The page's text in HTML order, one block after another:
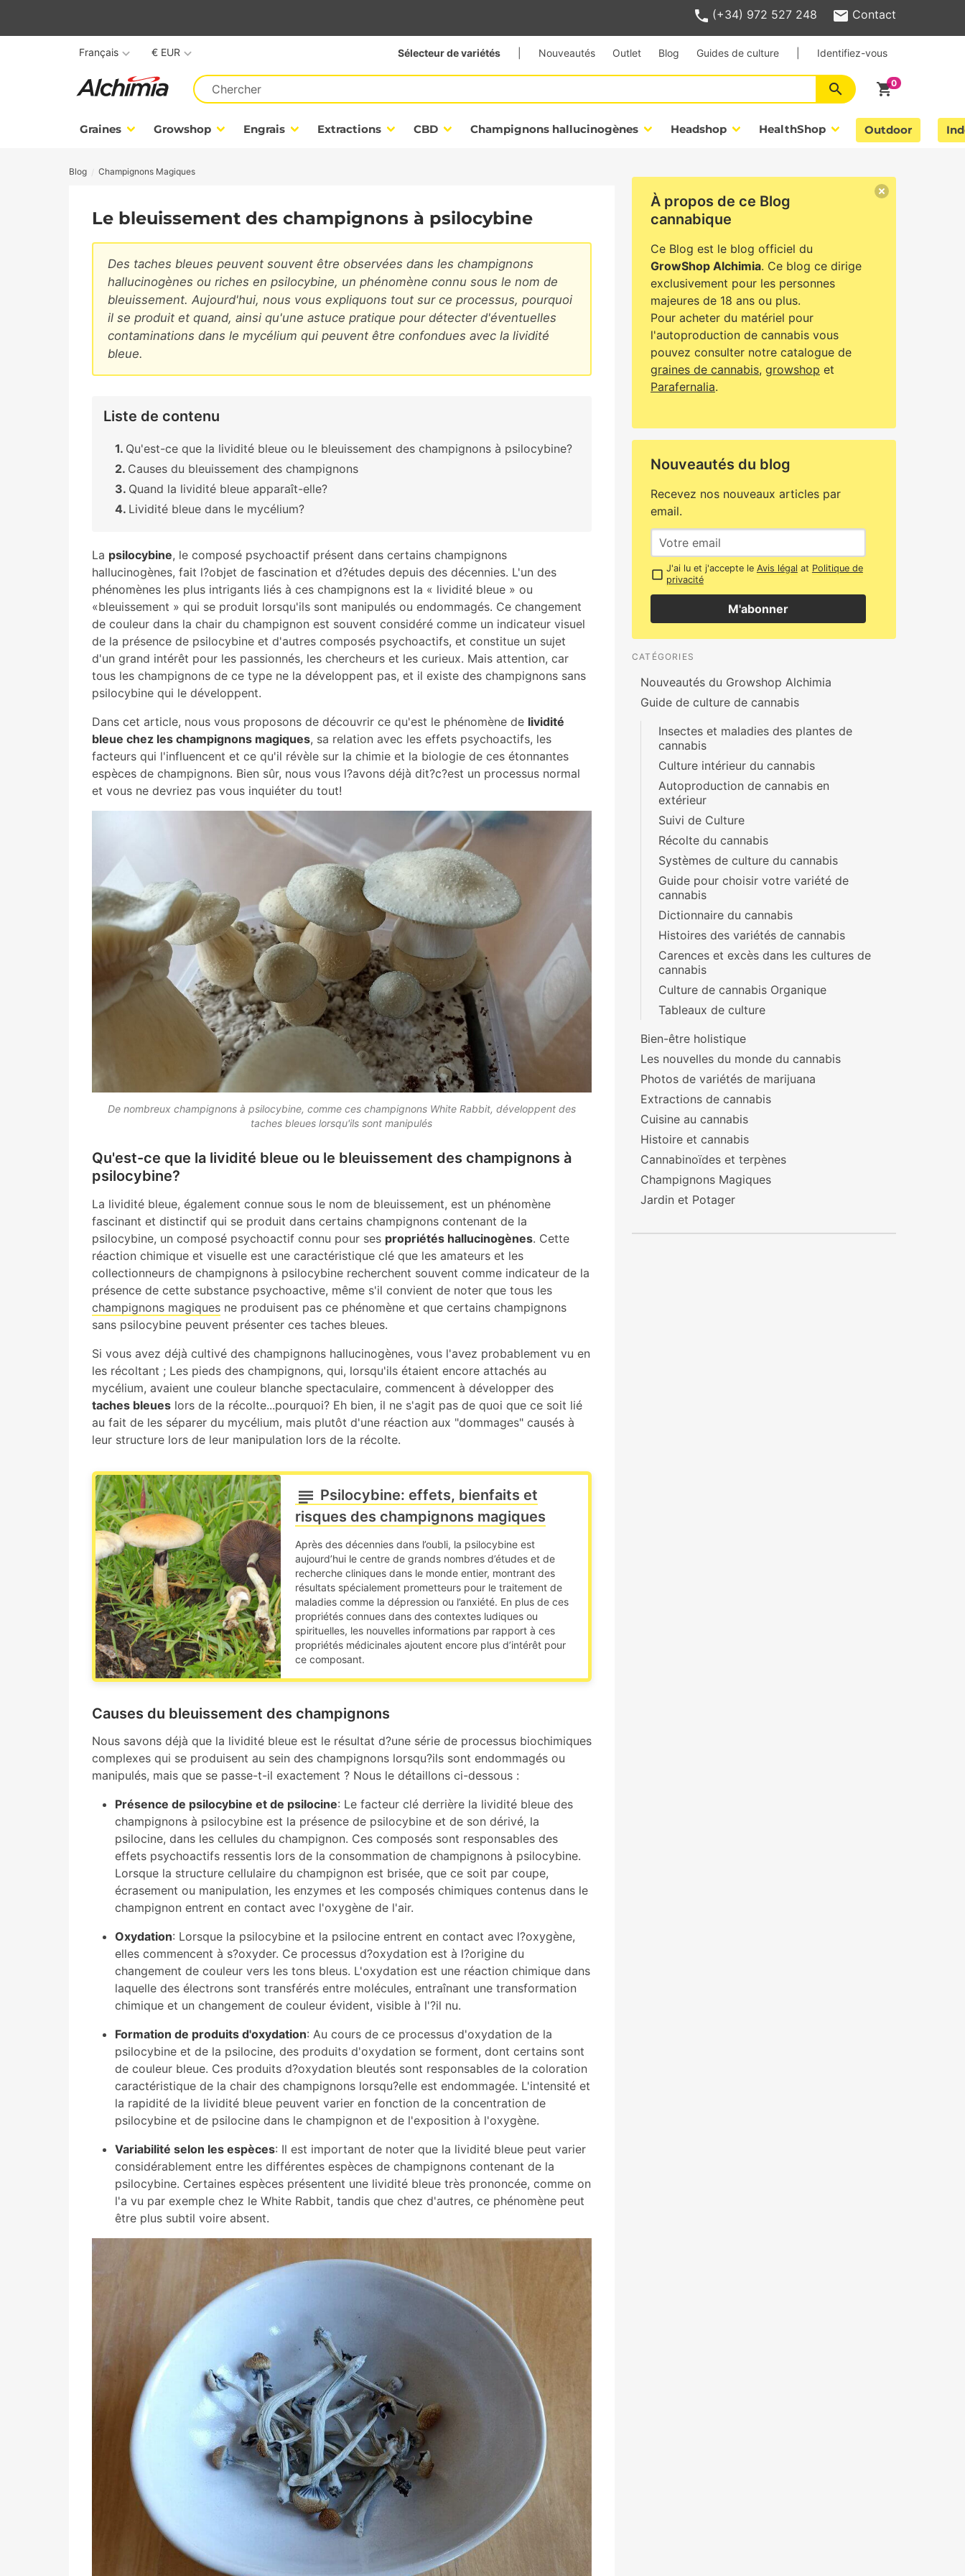
(+34) 972 527 248 Contact
shopping_cart
search
Graines Growshop Engrais Extractions CBD Champignons hallucinogènes Headshop HealthShop Outdoor
Sélecteur de variétés Nouveautés Outlet Blog Guides de culture Identifiez-vous
Français € EUR
Blog Champignons Magiques
Le bleuissement des champignons à psilocybine
Des taches bleues peuvent souvent être observées dans les champignons
hallucinogènes ou riches en psilocybine, un phénomène connu sous le nom de
bleuissement. Aujourd'hui, nous vous expliquons tout sur ce processus, pourquoi
il se produit et quand, ainsi qu'une astuce pratique pour détecter d'éventuelles
contaminations dans le mycélium qui peuvent être confondues avec la lividité
bleue.
Liste de contenu
Qu'est-ce que la lividité bleue ou le bleuissement des champignons à psilocybine?
Causes du bleuissement des champignons
Quand la lividité bleue apparaît-elle?
Lividité bleue dans le mycélium?
La psilocybine, le composé psychoactif présent dans certains champignons
hallucinogènes, fait l?objet de fascination et d?études depuis des décennies. L'un des
phénomènes les plus intrigants liés à ces champignons est la « lividité bleue » ou
«bleuissement » qui se produit lorsqu'ils sont manipulés ou endommagés. Ce changement
de couleur dans la chair du champignon est souvent considéré comme un indicateur visuel
de la présence de psilocybine et d'autres composés psychoactifs, et constitue un sujet
d'un grand intérêt pour les passionnés, les chercheurs et les curieux. Mais attention, car
tous les champignons de ce type ne la développent pas, et il existe des champignons sans
psilocybine qui le développent.
Dans cet article, nous vous proposons de découvrir ce qu'est le phénomène de lividité
bleue chez les champignons magiques, sa relation avec les effets psychoactifs, les
facteurs qui l'influencent et ce qu'il révèle sur la chimie et la biologie de ces étonnantes
espèces de champignons. Bien sûr, nous vous l?avons déjà dit?c?est un processus normal
et vous ne devriez pas vous inquiéter du tout!
De nombreux champignons à psilocybine, comme ces champignons White Rabbit, développent des
taches bleues lorsqu'ils sont manipulés
Qu'est-ce que la lividité bleue ou le bleuissement des champignons à
psilocybine?
La lividité bleue, également connue sous le nom de bleuissement, est un phénomène
fascinant et distinctif qui se produit dans certains champignons contenant de la
psilocybine, un composé psychoactif connu pour ses propriétés hallucinogènes. Cette
réaction chimique et visuelle est une caractéristique clé que les amateurs et les
collectionneurs de champignons à psilocybine recherchent souvent comme indicateur de la
présence de cette substance psychoactive, même s'il convient de noter que tous les
champignons magiques ne produisent pas ce phénomène et que certains champignons
sans psilocybine peuvent présenter ces taches bleues.
Si vous avez déjà cultivé des champignons hallucinogènes, vous l'avez probablement vu en
les récoltant ; Les pieds des champignons, qui, lorsqu'ils étaient encore attachés au
mycélium, avaient une couleur blanche spectaculaire, commencent à développer des
taches bleues lors de la récolte...pourquoi? Eh bien, il ne s'agit pas de quoi que ce soit lié
au fait de les séparer du mycélium, mais plutôt d'une réaction aux "dommages" causés à
leur structure lors de leur manipulation lors de la récolte.
Psilocybine: effets, bienfaits et
risques des champignons magiques
Après des décennies dans l’oubli, la psilocybine est
aujourd’hui le centre de grands nombres d’études et de
recherche cliniques dans le monde entier, montrant des
résultats spécialement prometteurs pour le traitement de
maladies comme la dépression ou l’anxiété. En plus de ces
propriétés connues dans des contextes ludiques ou
spirituelles, les nouvelles informations par rapport à ces
propriétés médicinales ajoutent encore plus d’intérêt pour
ce composant.
Causes du bleuissement des champignons
Nous savons déjà que la lividité bleue est le résultat d?une série de processus biochimiques
complexes qui se produisent au sein des champignons lorsqu?ils sont endommagés ou
manipulés, mais que se passe-t-il exactement ? Nous le détaillons ci-dessous :
Présence de psilocybine et de psilocine: Le facteur clé derrière la lividité bleue des
champignons à psilocybine est la présence de psilocybine et de son dérivé, la
psilocine, dans les cellules du champignon. Ces composés sont responsables des
effets psychoactifs ressentis lors de la consommation de champignons à psilocybine.
Lorsque la structure cellulaire du champignon est brisée, que ce soit par coupe,
écrasement ou manipulation, les enzymes et les composés chimiques contenus dans le
champignon entrent en contact avec l'oxygène de l'air.
Oxydation: Lorsque la psilocybine et la psilocine entrent en contact avec l?oxygène,
elles commencent à s?oxyder. Ce processus d?oxydation est à l?origine du
changement de couleur vers les tons bleus. L'oxydation est une réaction chimique dans
laquelle des électrons sont transférés entre molécules, entraînant une transformation
chimique et un changement de couleur évident, visible à l'?il nu.
Formation de produits d'oxydation: Au cours de ce processus d'oxydation de la
psilocybine et de la psilocine, des produits d'oxydation se forment, dont certains sont
de couleur bleue. Ces produits d?oxydation bleutés sont responsables de la coloration
caractéristique de la chair des champignons lorsqu?elle est endommagée. L'intensité et
la rapidité de la lividité bleue peuvent varier en fonction de la concentration de
psilocybine et de psilocine dans le champignon et de l'exposition à l'oxygène.
Variabilité selon les espèces: Il est important de noter que la lividité bleue peut varier
considérablement entre les différentes espèces de champignons contenant de la
psilocybine. Certaines espèces présentent une lividité bleue très prononcée, comme on
l'a vu par exemple chez le White Rabbit, tandis que chez d'autres, ce phénomène peut
être plus subtil voire absent.
À propos de ce Blog
cannabique
Ce Blog est le blog officiel du
GrowShop Alchimia. Ce blog ce dirige
exclusivement pour les personnes
majeures de 18 ans ou plus.
Pour acheter du matériel pour
l'autoproduction de cannabis vous
pouvez consulter notre catalogue de
graines de cannabis, growshop et
Parafernalia.
Nouveautés du blog
Recevez nos nouveaux articles par
email.
J'ai lu et j'accepte le Avis légal at Politique de
privacité
M'abonner
CATÉGORIES
Nouveautés du Growshop Alchimia
Guide de culture de cannabis
Insectes et maladies des plantes de
cannabis
Culture intérieur du cannabis
Autoproduction de cannabis en
extérieur
Suivi de Culture
Récolte du cannabis
Systèmes de culture du cannabis
Guide pour choisir votre variété de
cannabis
Dictionnaire du cannabis
Histoires des variétés de cannabis
Carences et excès dans les cultures de
cannabis
Culture de cannabis Organique
Tableaux de culture
Bien-être holistique
Les nouvelles du monde du cannabis
Photos de variétés de marijuana
Extractions de cannabis
Cuisine au cannabis
Histoire et cannabis
Cannabinoïdes et terpènes
Champignons Magiques
Jardin et Potager